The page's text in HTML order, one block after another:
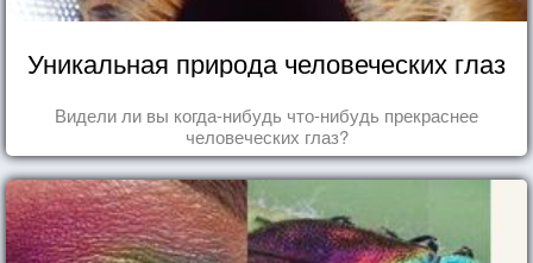
Уникальная природа человеческих глаз
Видели ли вы когда-нибудь что-нибудь прекраснее
человеческих глаз?